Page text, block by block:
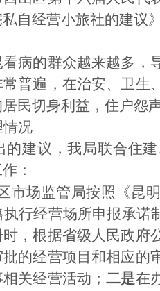
自经营小旅社的建议
的群众越来越多，
普遍，在治安、卫生
民切身利益，住户怨
情况
议，我局联合住建
：
市场监管局按照《昆
行经营场所申报承诺
，根据省级人民政府
的经营项目和相应的
关经营活动；二是在